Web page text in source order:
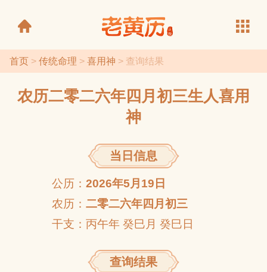
老黄历
首页> 传统命理 > 喜用神 > 查询结果
农历二零二六年四月初三生人喜用
神
当日信息
公历： 2026年5月19日
农历： 二零二六年四月初三
干支：丙午年 癸巳月 癸巳日
查询结果